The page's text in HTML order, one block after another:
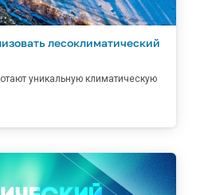
лесоклиматический
уникальную климатическую